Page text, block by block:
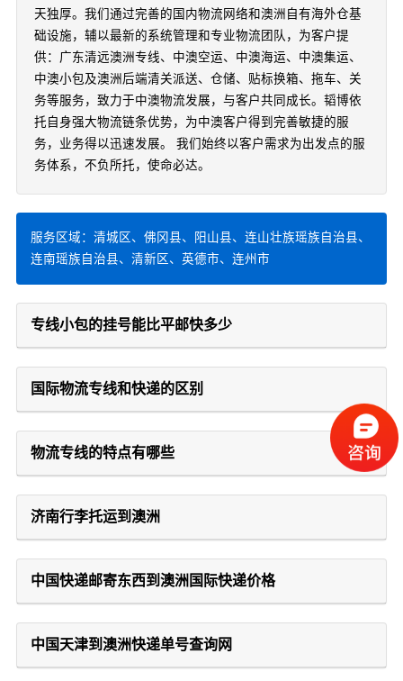
天独厚。我们通过完善的国内物流网络和澳洲自有海外仓基
础设施，辅以最新的系统管理和专业物流团队，为客户提
供：广东清远澳洲专线、中澳空运、中澳海运、中澳集运、
中澳小包及澳洲后端清关派送、仓储、贴标换箱、拖车、关
务等服务，致力于中澳物流发展，与客户共同成长。韬博依
托自身强大物流链条优势，为中澳客户得到完善敏捷的服
务，业务得以迅速发展。 我们始终以客户需求为出发点的服
务体系，不负所托，使命必达。
服务区域：清城区、佛冈县、阳山县、连山壮族瑶族自治县、
连南瑶族自治县、清新区、英德市、连州市
专线小包的挂号能比平邮快多少
国际物流专线和快递的区别
物流专线的特点有哪些
济南行李托运到澳洲
中国快递邮寄东西到澳洲国际快递价格
中国天津到澳洲快递单号查询网